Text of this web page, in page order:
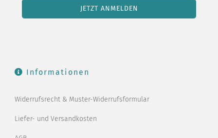
Informationen
Widerrufsrecht & Muster-Widerrufsformular
Liefer- und Versandkosten